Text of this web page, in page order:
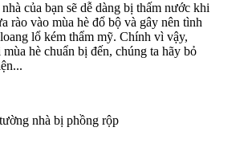
của bạn sẽ dễ dàng bị thấm nước khi
rào vào mùa hè đổ bộ và gây nên tình
lổ kém thẩm mỹ. Chính vì vậy,
hè chuẩn bị đến, chúng ta hãy bỏ